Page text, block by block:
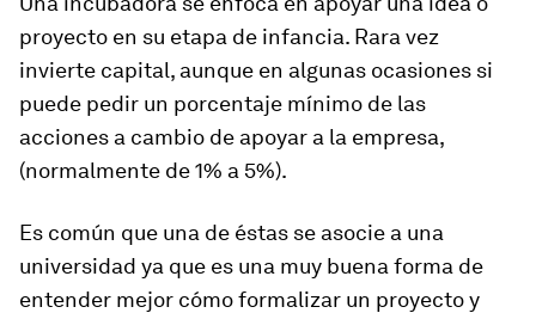
proyecto en su etapa de infancia. Rara vez
invierte capital, aunque en algunas ocasiones si
puede pedir un porcentaje mínimo de las
acciones a cambio de apoyar a la empresa,
(normalmente de 1% a 5%).
Es común que una de éstas se asocie a una
universidad ya que es una muy buena forma de
entender mejor cómo formalizar un proyecto y